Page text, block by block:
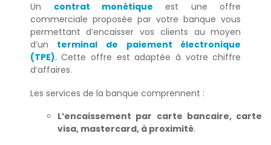
Un contrat monétique est une offre
commerciale proposée par votre banque vous
permettant d’encaisser vos clients au moyen
d’un terminal de paiement électronique
(TPE).Cette offre est adaptée à votre chiffre
d’affaires.
Les services de la banque comprennent :
L’encaissement par carte bancaire, carte
visa, mastercard, à proximité.